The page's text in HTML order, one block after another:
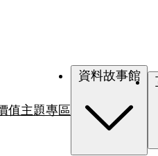
值主題專區
資料故事館